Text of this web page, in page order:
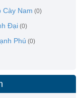
Cày Nam (0)
Đại (0)
Phú (0)